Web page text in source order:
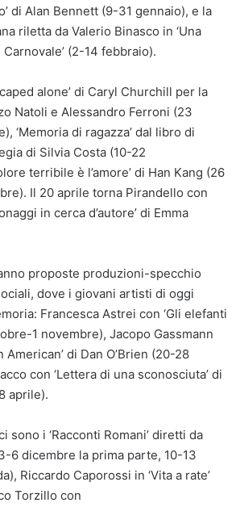
di Alan Bennett (9-31 gennaio), e la
riletta da Valerio Binasco in ‘Una
(2-14 febbraio).
alone’ di Caryl Churchill per la
Natoli e Alessandro Ferroni (23
‘Memoria di ragazza’ dal libro di
di Silvia Costa (10-22
terribile è l’amore’ di Han Kang (26
Il 20 aprile torna Pirandello con
in cerca d’autore’ di Emma
proposte produzioni-specchio
dove i giovani artisti di oggi
Francesca Astrei con ‘Gli elefanti
1 novembre), Jacopo Gassmann
American’ di Dan O’Brien (20-28
con ‘Lettera di una sconosciuta’ di
aprile).
sono i ‘Racconti Romani’ diretti da
6 dicembre la prima parte, 10-13
Riccardo Caporossi in ‘Vita a rate’
Torzillo con